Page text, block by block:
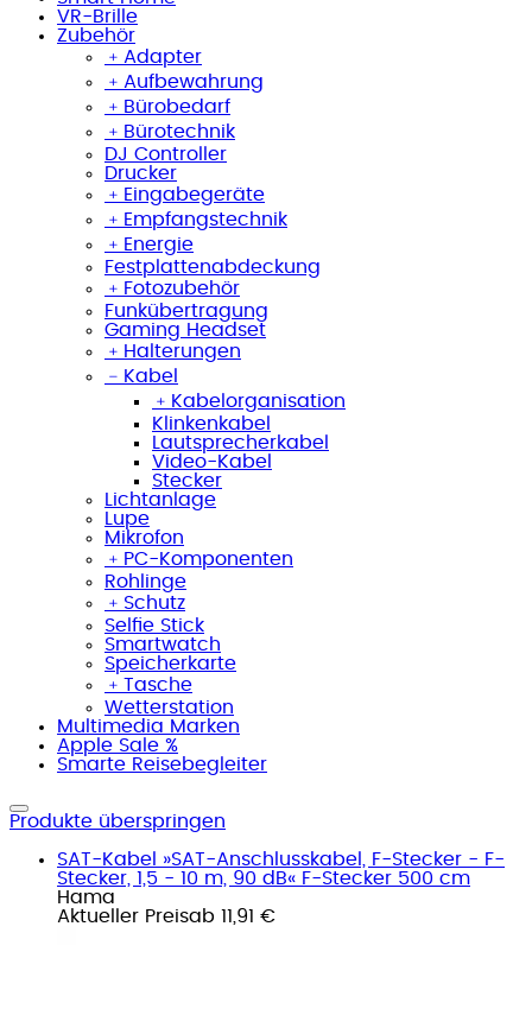
VR-Brille
Zubehör
﹢ Adapter
﹢ Aufbewahrung
﹢ Bürobedarf
﹢ Bürotechnik
DJ Controller
Drucker
﹢ Eingabegeräte
﹢ Empfangstechnik
﹢ Energie
Festplattenabdeckung
﹢ Fotozubehör
Funkübertragung
Gaming Headset
﹢ Halterungen
﹣ Kabel
﹢ Kabelorganisation
Klinkenkabel
Lautsprecherkabel
Video-Kabel
Stecker
Lichtanlage
Lupe
Mikrofon
﹢ PC-Komponenten
Rohlinge
﹢ Schutz
Selfie Stick
Smartwatch
Speicherkarte
﹢ Tasche
Wetterstation
Multimedia Marken
Apple Sale %
Smarte Reisebegleiter
Produkte überspringen
SAT-Kabel »SAT-Anschlusskabel, F-Stecker - F-
Stecker, 1,5 - 10 m, 90 dB« F-Stecker 500 cm
Hama
Aktueller Preisab 11,91 €